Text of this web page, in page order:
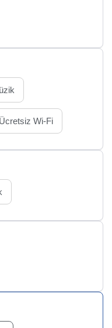
Ücretsiz Wi-Fi